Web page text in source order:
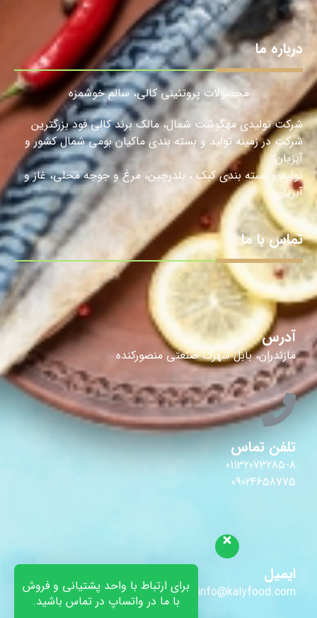
درباره ما
محصولات پروتئینی کالی، سالمِ خوشمزه
شرکت تولیدی مهگوشت شمال، مالک برند کالی فود بزرگترین
شرکت در زمینه تولید و بسته بندی ماکیان بومی شمال کشور و
آبزیان
تولید و بسته بندی کبک ، بلدرچین، مرغ و جوجه محلی، غاز و
آبزیان.
تماس با ما
آدرس
مازندران، بابل شهرک صنعتی منصورکنده
تلفن تماس
01132073285-8
09024658775
ایمیل
info@kalyfood.com برای ارتباط با واحد پشتیانی و فروش
با ما در واتساپ در تماس باشید.